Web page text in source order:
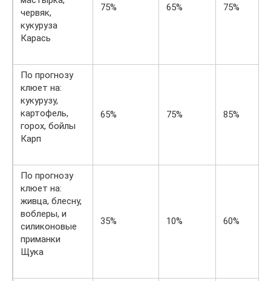
червяк,
кукуруза
Карась
75% 65% 75%
По прогнозу
клюет на:
кукурузу,
картофель,
горох, бойлы
Карп
65% 75% 85%
По прогнозу
клюет на:
живца, блесну,
воблеры, и
силиконовые
приманки
Щука
35% 10% 60%